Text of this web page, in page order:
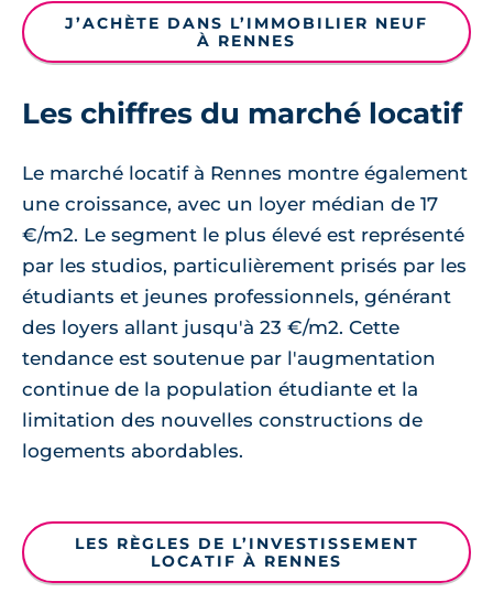
J’ACHÈTE DANS L’IMMOBILIER NEUF
À RENNES
Les chiffres du marché locatif
Le marché locatif à Rennes montre également
une croissance, avec un loyer médian de 17
€/m2. Le segment le plus élevé est représenté
par les studios, particulièrement prisés par les
étudiants et jeunes professionnels, générant
des loyers allant jusqu'à 23 €/m2. Cette
tendance est soutenue par l'augmentation
continue de la population étudiante et la
limitation des nouvelles constructions de
logements abordables.
LES RÈGLES DE L’INVESTISSEMENT
LOCATIF À RENNES